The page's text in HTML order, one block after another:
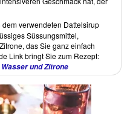
Gewürz-Mischungund selbst
der Rezepte verwenden
, beinhaltet viel Leinsamen
die Süsskartoffelpfanne, sind
dem verwendeten Dattelsirup
Süssungsmittel,
das Sie ganz einfach
Link bringt Sie zum Rezept:
und Zitrone